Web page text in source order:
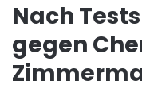
Nach
gegen